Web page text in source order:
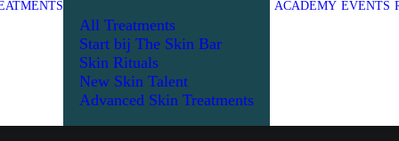
All Treatments
Start bij The Skin Bar
Skin Rituals
New Skin Talent
Advanced Skin Treatments
ACADEMY EVENTS